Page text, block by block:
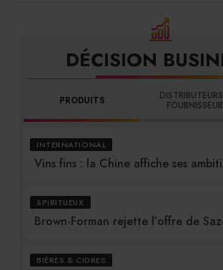
DÉCISION
PRODUITS
INTERNATIONAL
Vins fins : la Chine affiche ses
SPIRITUEUX
Brown-Forman rejette l’offre de
BIÈRES & CIDRES